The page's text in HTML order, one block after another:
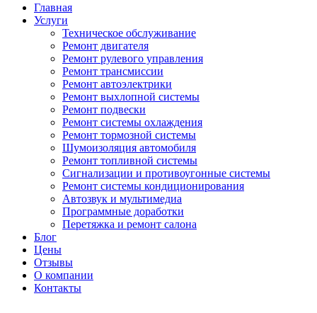
Главная
Услуги
Техническое обслуживание
Ремонт двигателя
Ремонт рулевого управления
Ремонт трансмиссии
Ремонт автоэлектрики
Ремонт выхлопной системы
Ремонт подвески
Ремонт системы охлаждения
Ремонт тормозной системы
Шумоизоляция автомобиля
Ремонт топливной системы
Сигнализации и противоугонные системы
Ремонт системы кондиционирования
Автозвук и мультимедиа
Программные доработки
Перетяжка и ремонт салона
Блог
Цены
Отзывы
О компании
Контакты